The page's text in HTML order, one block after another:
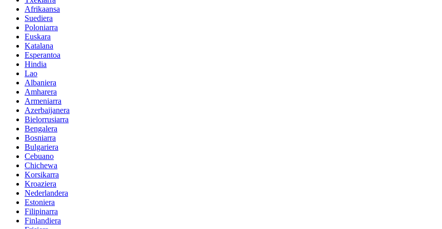
Afrikaansa
Suediera
Poloniarra
Euskara
Katalana
Esperantoa
Hindia
Lao
Albaniera
Amharera
Armeniarra
Azerbaijanera
Bielorrusiarra
Bengalera
Bosniarra
Bulgariera
Cebuano
Chichewa
Korsikarra
Kroaziera
Nederlandera
Estoniera
Filipinarra
Finlandiera